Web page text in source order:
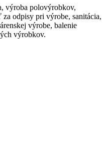
výroba polovýrobkov,
odpisy pri výrobe, sanitácia,
výrobe, balenie
výrobkov.